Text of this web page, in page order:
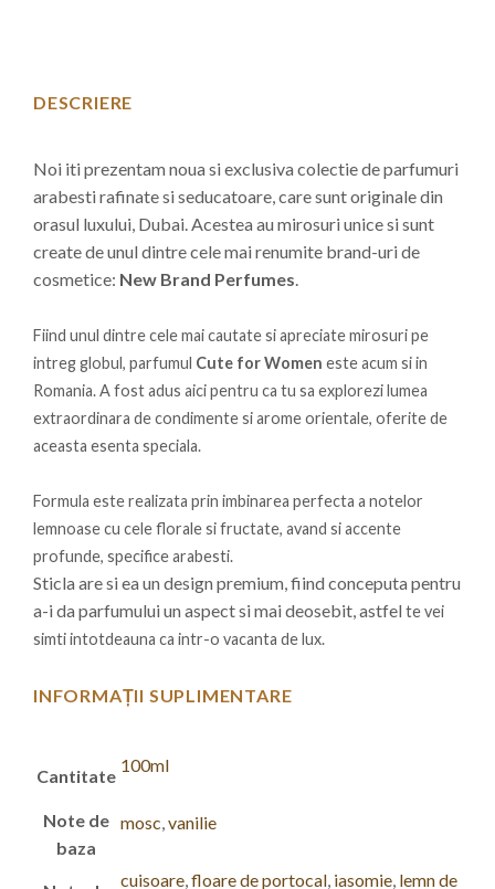
DESCRIERE
Noi iti prezentam noua si exclusiva colectie de parfumuri
arabesti rafinate si seducatoare, care sunt originale din
orasul luxului, Dubai. Acestea au mirosuri unice si sunt
create de unul dintre cele mai renumite brand-uri de
cosmetice: New Brand Perfumes
Fiind unul dintre cele mai cautate si apreciate mirosuri pe
intreg globul, parfumul Cute for Women este acum si in
Romania. A fost adus aici pentru ca tu sa explorezi lumea
extraordinara de condimente si arome orientale, oferite de
aceasta esenta speciala.
Formula este realizata prin imbinarea perfecta a notelor
lemnoase cu cele florale si fructate, avand si accente
profunde, specifice arabesti.
Sticla are si ea un design premium, fiind conceputa pentru
a-i da parfumului un aspect si mai deosebit, astfel te vei
simti intotdeauna ca intr-o vacanta de lux.
INFORMAȚII SUPLIMENTARE
Cantitate
100ml
Note de
baza
mosc vanilie
cuisoare floare de portocal iasomie lemn de